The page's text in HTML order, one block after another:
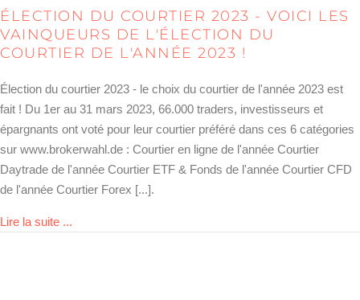
ÉLECTION DU COURTIER 2023 - VOICI LES
VAINQUEURS DE L'ÉLECTION DU
COURTIER DE L'ANNÉE 2023 !
Élection du courtier 2023 - le choix du courtier de l'année 2023 est
fait ! Du 1er au 31 mars 2023, 66.000 traders, investisseurs et
épargnants ont voté pour leur courtier préféré dans ces 6 catégories
sur www.brokerwahl.de : Courtier en ligne de l'année Courtier
Daytrade de l'année Courtier ETF & Fonds de l'année Courtier CFD
de l'année Courtier Forex [...].
Lire la suite ...